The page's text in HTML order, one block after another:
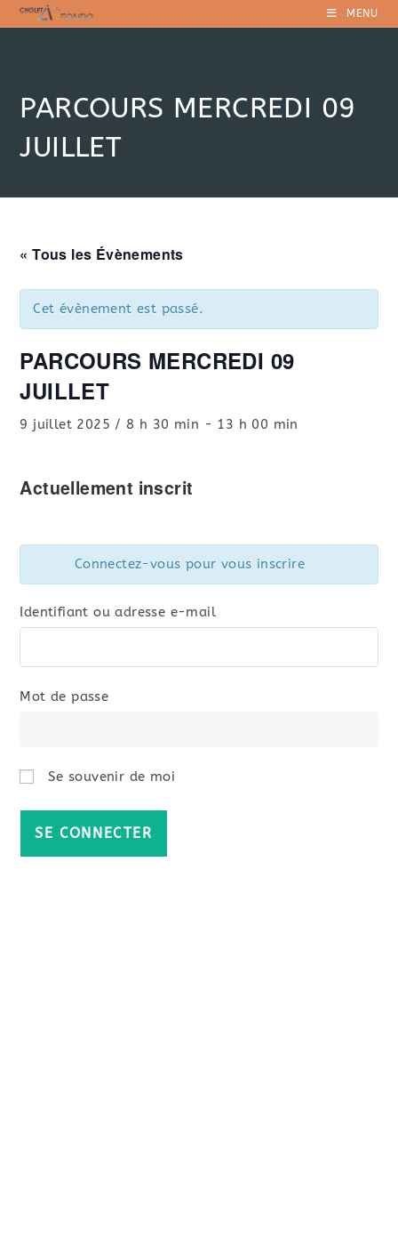
Skip
to
MENU
PARCOURS MERCREDI 09
JUILLET
« Tous les Évènements
Cet évènement est passé.
PARCOURS MERCREDI 09
JUILLET
9 juillet 2025 / 8 h 30 min - 13 h 00 min
Actuellement inscrit
Connectez-vous pour vous inscrire
Identifiant ou adresse e-mail
Mot de passe
Se souvenir de moi